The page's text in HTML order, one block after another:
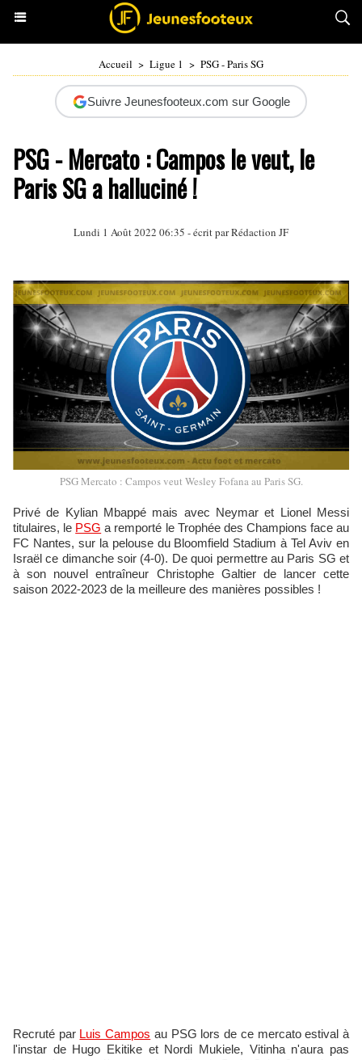
Accueil > Ligue 1 > PSG - Paris SG
Suivre Jeunesfooteux.com sur Google
PSG - Mercato : Campos le veut, le
Paris SG a halluciné !
Lundi 1 Août 2022 06:35 - écrit par Rédaction JF
PSG Mercato : Campos veut Wesley Fofana au Paris SG.
Privé de Kylian Mbappé mais avec Neymar et Lionel Messi
titulaires, le PSG a remporté le Trophée des Champions face au
FC Nantes, sur la pelouse du Bloomfield Stadium à Tel Aviv en
Israël ce dimanche soir (4-0). De quoi permettre au Paris SG et
à son nouvel entraîneur Christophe Galtier de lancer cette
saison 2022-2023 de la meilleure des manières possibles !
Recruté par Luis Campos au PSG lors de ce mercato estival à
l'instar de Hugo Ekitike et Nordi Mukiele, Vitinha n'aura pas